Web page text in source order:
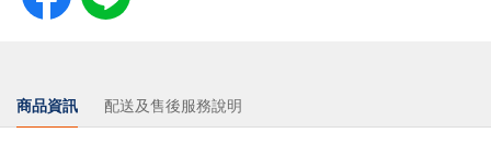
商品資訊 配送及售後服務說明